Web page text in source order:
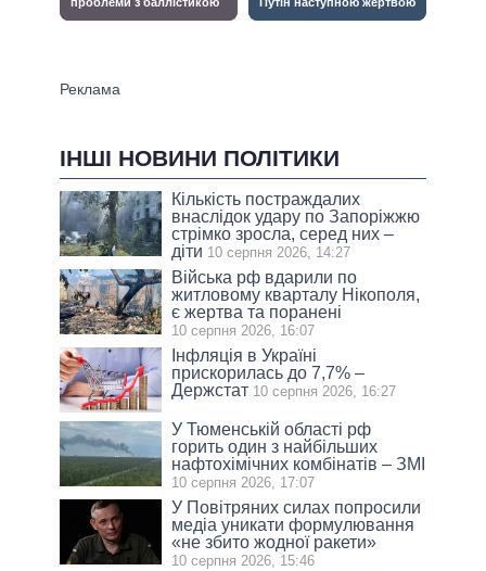
ІНШІ НОВИНИ ПОЛІТИКИ
Кількість постраждалих
внаслідок удару по Запоріжжю
стрімко зросла, серед них –
діти 10 серпня 2026, 14:27
Війська рф вдарили по
житловому кварталу Нікополя,
є жертва та поранені
10 серпня 2026, 16:07
Інфляція в Україні
прискорилась до 7,7% –
Держстат 10 серпня 2026, 16:27
У Тюменській області рф
горить один з найбільших
нафтохімічних комбінатів – ЗМІ
10 серпня 2026, 17:07
У Повітряних силах попросили
медіа уникати формулювання
«не збито жодної ракети»
10 серпня 2026, 15:46